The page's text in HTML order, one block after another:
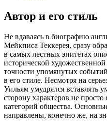
Автор и его стиль
Не вдаваясь в биографию
Мейкписа Теккерея, сразу
в самых лестных эпитетах
исторической
точности упомянутых
в его стиле. Несмотря на
Уильям умудрялся вставлять
сторону характеров не
категорий общества.
направлены, конечно же, на